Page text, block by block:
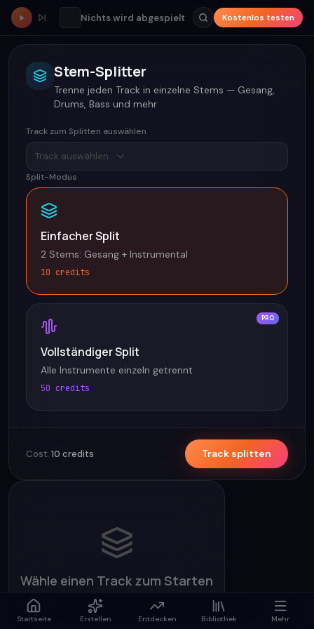
Nichts wird abgespielt Kostenlos testen
Stem-Splitter
Trenne jeden Track in einzelne Stems — Gesang,
Drums, Bass und mehr
Track zum Splitten auswählen
Track auswählen...
Split-Modus
Einfacher Split
2 Stems: Gesang + Instrumental
10 credits
PRO
Vollständiger Split
Alle Instrumente einzeln getrennt
50 credits
Cost: 10 credits Track splitten
Wähle einen Track zum Starten
Wähle einen Quell-Track zum Splitten
Startseite Erstellen Entdecken Bibliothek Mehr